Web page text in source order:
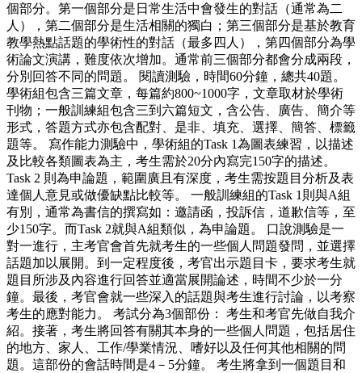
個部分。第一個部分是日常生活中會發生的對話（通常為二
人），第二個部分是生活相關的獨白；第三個部分是基於教育
教學熱點話題的學術性的對話（最多四人），第四個部分為學
術論文演講，難度依次增加。通常前三個部分都會分成兩段，
分別回答不同的問題。 閱讀測驗，時間60分鐘，總共40題。
學術組包含三篇文章，每篇約800~1000字，文章取材於學術
刊物；一般訓練組包含三到六篇短文，含公告、廣告、簡介等
形式，答題方式亦包含配對、是非、填充、選擇、簡答、標籤
題等。 寫作能力測驗中，學術組的Task 1為圖表練習，以描述
及比較各類圖表為主，考生需於20分內寫完150字的描述。
Task 2 則為申論題，範圍廣且有深度，考生需按題目分析及表
達個人意見或做優缺點比較等。 一般訓練組的Task 1則與A組
有別，通常為書信的撰寫如：邀請函，投訴信，道歉信等，至
少150字。而Task 2就與A組類似，為申論題。 口說測驗是一
對一進行，主考官會首先就考生的一些個人問題發問，並選擇
話題加以展開。到一定程度後，考官出示題目卡，要求考生就
題目所涉及內容進行回答並適當展開論述，時間不少於一分
鐘。最後，考官會就一些深入的話題與考生進行討論，以考察
考生的應對能力。 考試分為3個部份： 考生和考官先做自我介
紹。接著，考生將回答有關其本身的一些個人問題，包括居住
的地方、家人、工作/學業情況、嗜好以及任何其他相關的問
題。這部份的會話時間是4－5分鐘。 考生將拿到一個題目和